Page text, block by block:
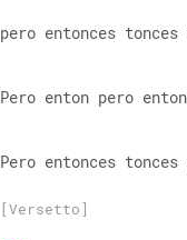
pero entonces tonces
Pero enton pero
Pero entonces tonces
[Versetto]